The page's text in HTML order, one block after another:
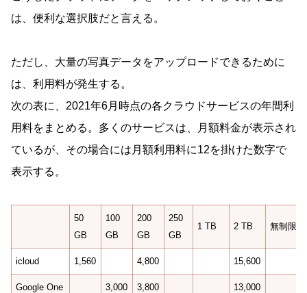
は、便利な選択肢だと言える。
ただし、大量の写真データをアップロードできるために
は、利用料が発生する。
次の表に、2021年6月時点の各クラウドサービスの年間利
用料をまとめる。多くのサービスは、月額料金が表示され
ているが、その場合には月額利用料に12を掛けた数字で
表示する。
50
GB
100
GB
200
GB
250
GB
1 TB 2 TB 無制限
icloud 1,560 4,800 15,600
Google One 3,000 3,800 13,000